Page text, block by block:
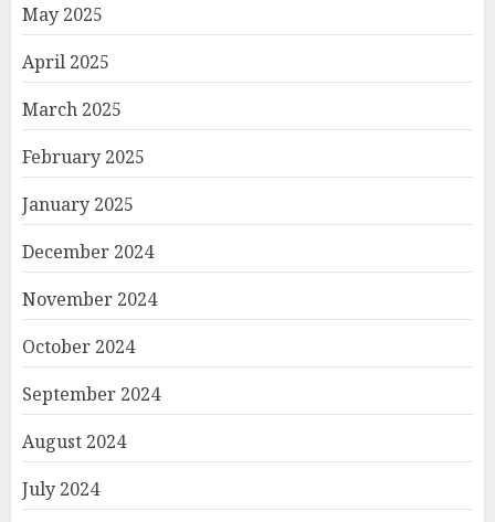
May 2025
April 2025
March 2025
February 2025
January 2025
December 2024
November 2024
October 2024
September 2024
August 2024
July 2024